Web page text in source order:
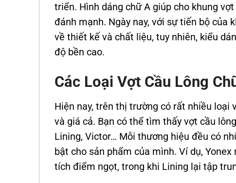
triển. Hình dáng chữ A giúp cho khung
đánh mạnh. Ngày nay, với sự tiến bộ của
về thiết kế và chất liệu, tuy nhiên, kiểu
độ bền cao.
Các Loại Vợt Cầu Lông
Hiện nay, trên thị trường có rất nhiều loại
và giá cả. Bạn có thể tìm thấy vợt cầu
Lining, Victor… Mỗi thương hiệu đều có
bật cho sản phẩm của mình. Ví dụ,
tích điểm ngọt, trong khi Lining lại tập